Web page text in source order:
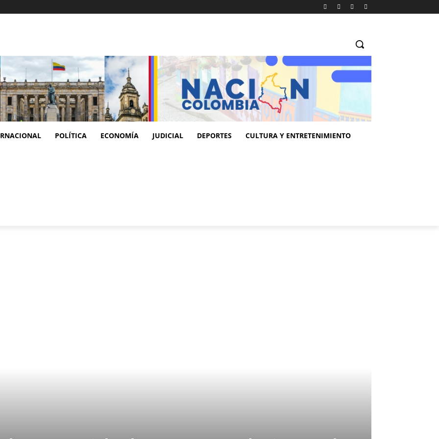
POLÍTICA ECONOMÍA JUDICIAL DEPORTES CULTURA Y ENTRETENIMIENTO